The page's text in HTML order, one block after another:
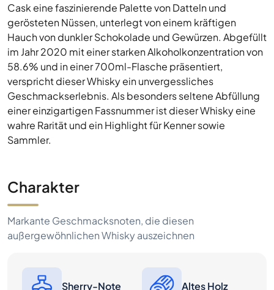
Cask eine faszinierende Palette von Datteln und
gerösteten Nüssen, unterlegt von einem kräftigen
Hauch von dunkler Schokolade und Gewürzen. Abgefüllt
im Jahr 2020 mit einer starken Alkoholkonzentration von
58.6% und in einer 700ml-Flasche präsentiert,
verspricht dieser Whisky ein unvergessliches
Geschmackserlebnis. Als besonders seltene Abfüllung
einer einzigartigen Fassnummer ist dieser Whisky eine
wahre Rarität und ein Highlight für Kenner sowie
Sammler.
Charakter
Markante Geschmacksnoten, die diesen
außergewöhnlichen Whisky auszeichnen
Sherry-Note Altes Holz